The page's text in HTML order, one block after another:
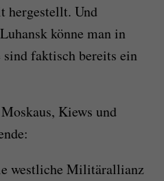
hergestellt. Und
könne man in
faktisch bereits ein
Kiews und
westliche Militärallianz